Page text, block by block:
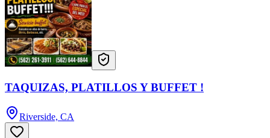
TAQUIZAS, PLATILLOS Y BUFFET !
Riverside, CA